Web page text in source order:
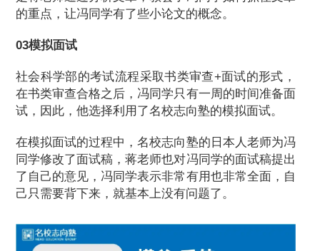
的重点，让冯同学有了些小论文的概念。
03模拟面试
社会科学部的考试流程采取书类审查+面试的形式，
在书类审查合格之后，冯同学只有一周的时间准备面
试，因此，他选择利用了名校志向塾的模拟面试。
在模拟面试的过程中，名校志向塾的日本人老师为冯
同学修改了面试稿，蒋老师也对冯同学的面试稿提出
了自己的意见，冯同学表示非常有用也非常全面，自
己只需要背下来，就基本上没有问题了。